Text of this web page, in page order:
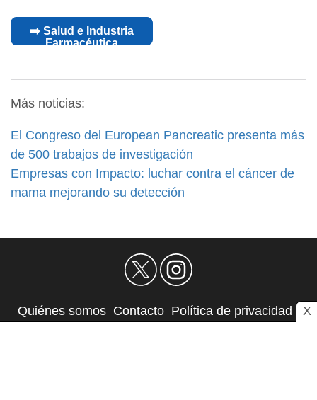
➡️ Salud e Industria
Farmacéutica
Más noticias:
El Congreso del European Pancreatic presenta más
de 500 trabajos de investigación
Empresas con Impacto: luchar contra el cáncer de
mama mejorando su detección
Quiénes somos Contacto Política de privacidad
X